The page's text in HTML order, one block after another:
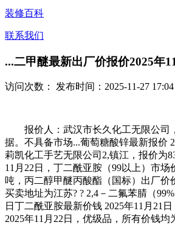
装修百科
联系我们
...二甲醚最新出厂价报价2025年
访问次数： 发布时间：2025-11-27 17:04
报价人：武汉市长久化工无限公司
据。不具备市场...葡萄糖酸锌最新报价
莉凯化工手艺无限公司2,镇江，报价为
11月22日，丁二酰亚胺（99以上）市场
吨，丙二醇甲醚丙酸酯（国标）出厂价
买卖地址为江苏? ? 2,4－二氟苯腈（
日丁二酰亚胺最新价钱 2025年11月21
2025年11月22日，优级品，所有价钱